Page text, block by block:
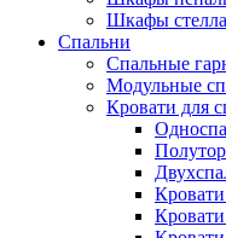
Шкафы
Спальни
Спальные
Модульные
Кровати для